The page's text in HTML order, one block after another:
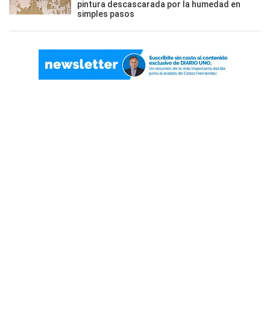
pintura descascarada por la humedad en
simples pasos